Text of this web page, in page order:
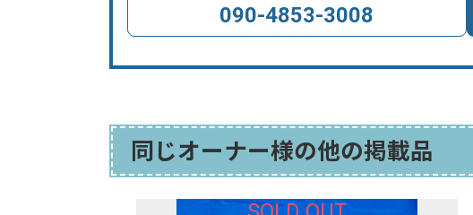
090-4853-3008
同じオーナー様の他の掲載品